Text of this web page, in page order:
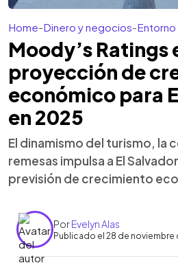
Home-Dinero y negocios-
Moody’s Ratings
proyección de
económico para
en 2025
El dinamismo del turismo, la
remesas impulsa a El
previsión de crecimiento
PorEvelyn Alas
Publicado el 28 de noviembre